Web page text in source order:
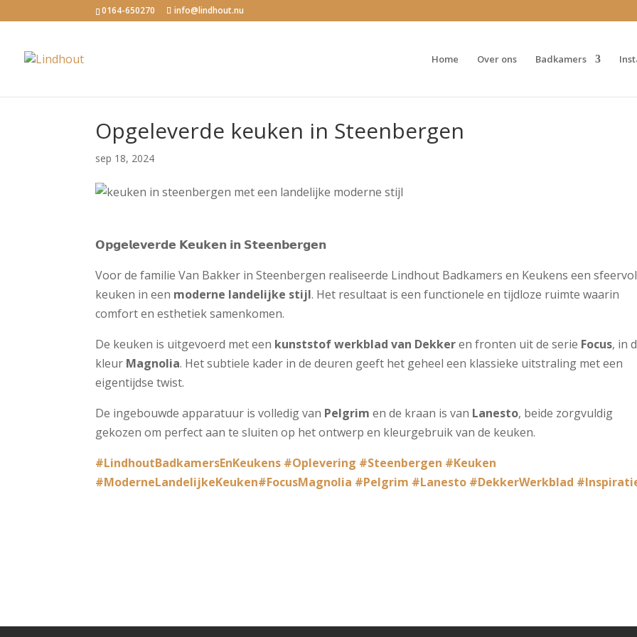
0164-650270 info@lindhout.nu
Home Over ons Badkamers
Opgeleverde keuken in Steenbergen
sep 18, 2024
𝗢𝗽𝗴𝗲𝗹𝗲𝘃𝗲𝗿𝗱𝗲 𝗞𝗲𝘂𝗸𝗲𝗻 𝗶𝗻 𝗦𝘁𝗲𝗲𝗻𝗯𝗲𝗿𝗴𝗲𝗻
Voor de familie Van Bakker in Steenbergen realiseerde Lindhout Badkamers en Keukens een
keuken in een moderne landelijke stijl. Het resultaat is een functionele en tijdloze ruimte waarin
comfort en esthetiek samenkomen.
De keuken is uitgevoerd met een kunststof werkblad van Dekkeren fronten uit de serie Focus, in
kleur Magnolia. Het subtiele kader in de deuren geeft het geheel een klassieke uitstraling met een
eigentijdse twist.
De ingebouwde apparatuur is volledig van Pelgrim en de kraan is van Lanesto, beide zorgvuldig
gekozen om perfect aan te sluiten op het ontwerp en kleurgebruik van de keuken.
#LindhoutBadkamersEnKeukens #Oplevering #Steenbergen #Keuken
#ModerneLandelijkeKeuken#FocusMagnolia #Pelgrim #Lanesto #DekkerWerkblad